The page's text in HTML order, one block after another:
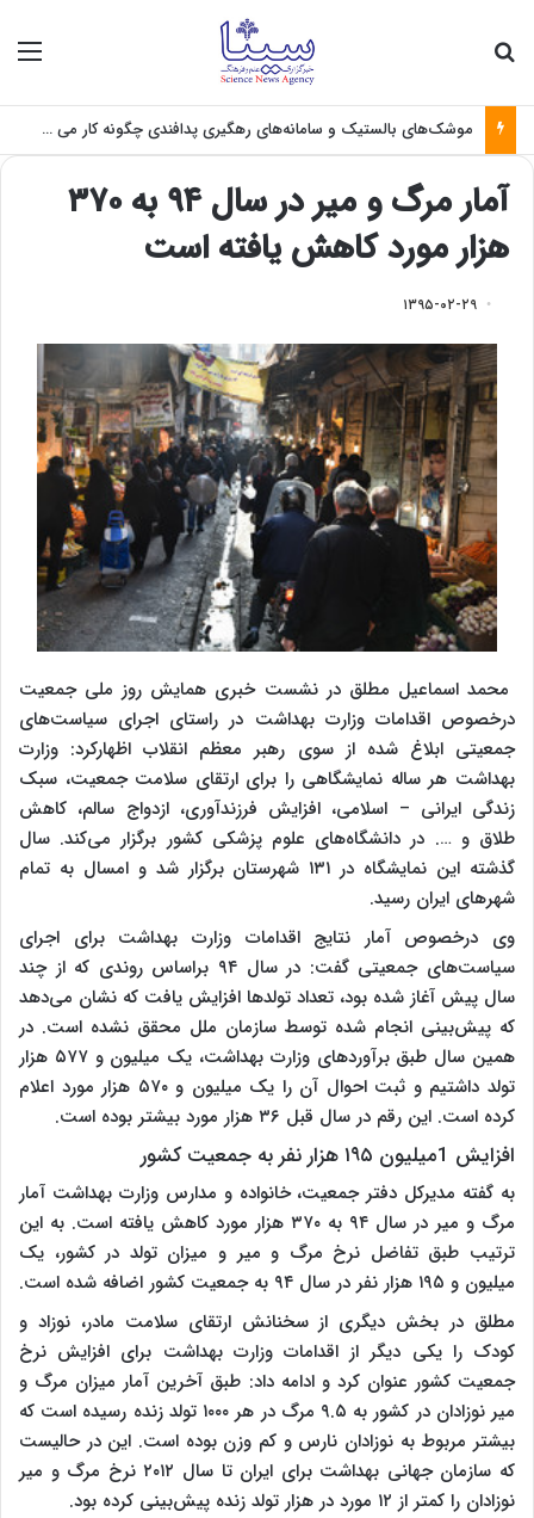
موشک‌های بالستیک و سامانه‌های رهگیری پدافندی چگونه کار می کنند؟
آمار مرگ و میر در سال ۹۴ به ۳۷۰
هزار مورد کاهش یافته است
۱۳۹۵-۰۲-۲۹
محمد اسماعیل مطلق در نشست خبری همایش روز ملی جمعیت
درخصوص اقدامات وزارت بهداشت در راستای اجرای سیاست‌های
جمعیتی ابلاغ شده از سوی رهبر معظم انقلاب اظهارکرد: وزارت
بهداشت هر ساله نمایشگاهی را برای ارتقای سلامت جمعیت، سبک
زندگی ایرانی – اسلامی، افزایش فرزندآوری، ازدواج سالم، کاهش
طلاق و …. در دانشگاه‌های علوم پزشکی کشور برگزار می‌کند. سال
گذشته این نمایشگاه در ۱۳۱ شهرستان برگزار شد و امسال به تمام
شهرهای ایران رسید.
وی درخصوص آمار نتایج اقدامات وزارت بهداشت برای اجرای
سیاست‌های جمعیتی گفت: در سال ۹۴ براساس روندی که از چند
سال پیش آغاز شده بود، تعداد تولدها افزایش یافت که نشان می‌دهد
که پیش‌بینی انجام شده توسط سازمان ملل محقق نشده است. در
همین سال طبق برآوردهای وزارت بهداشت، یک میلیون و ۵۷۷ هزار
تولد داشتیم و ثبت احوال آن را یک میلیون و ۵۷۰ هزار مورد اعلام
کرده است. این رقم در سال قبل ۳۶ هزار مورد بیشتر بوده است.
افزایش 1میلیون ۱۹۵ هزار نفر به جمعیت کشور
به گفته مدیرکل دفتر جمعیت، خانواده و مدارس وزارت بهداشت آمار
مرگ و میر در سال ۹۴ به ۳۷۰ هزار مورد کاهش یافته است. به این
ترتیب طبق تفاضل نرخ مرگ و میر و میزان تولد در کشور، یک
میلیون و ۱۹۵ هزار نفر در سال ۹۴ به جمعیت کشور اضافه شده است.
مطلق در بخش دیگری از سخنانش ارتقای سلامت مادر، نوزاد و
کودک را یکی دیگر از اقدامات وزارت بهداشت برای افزایش نرخ
جمعیت کشور عنوان کرد و ادامه داد: طبق آخرین آمار میزان مرگ و
میر نوزادان در کشور به ۹.۵ مرگ در هر ۱۰۰۰ تولد زنده رسیده است که
بیشتر مربوط به نوزادان نارس و کم وزن بوده است. این در حالیست
که سازمان جهانی بهداشت برای ایران تا سال ۲۰۱۲ نرخ مرگ و میر
نوزادان را کمتر از ۱۲ مورد در هزار تولد زنده پیش‌بینی کرده بود.